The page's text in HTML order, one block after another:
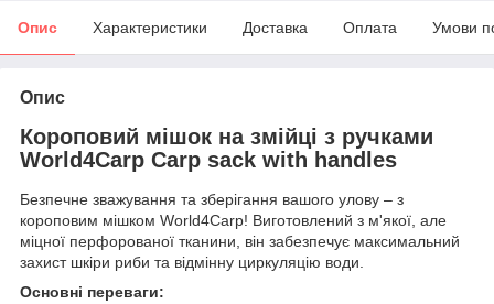
Опис Характеристики Доставка Оплата Умови
Опис
Короповий мішок на змійці з ручками
World4Carp Carp sack with handles
Безпечне зважування та зберігання вашого улову – з
короповим мішком World4Carp! Виготовлений з м'якої, але
міцної перфорованої тканини, він забезпечує максимальний
захист шкіри риби та відмінну циркуляцію води.
Основні переваги: